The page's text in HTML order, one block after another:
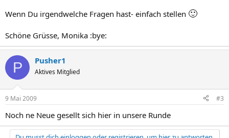
Wenn Du irgendwelche Fragen hast- einfach stellen 🙂
Schöne Grüsse, Monika :bye:
P Pusher1
Aktives Mitglied
9 Mai 2009 #3
Noch ne Neue gesellt sich hier in unsere Runde